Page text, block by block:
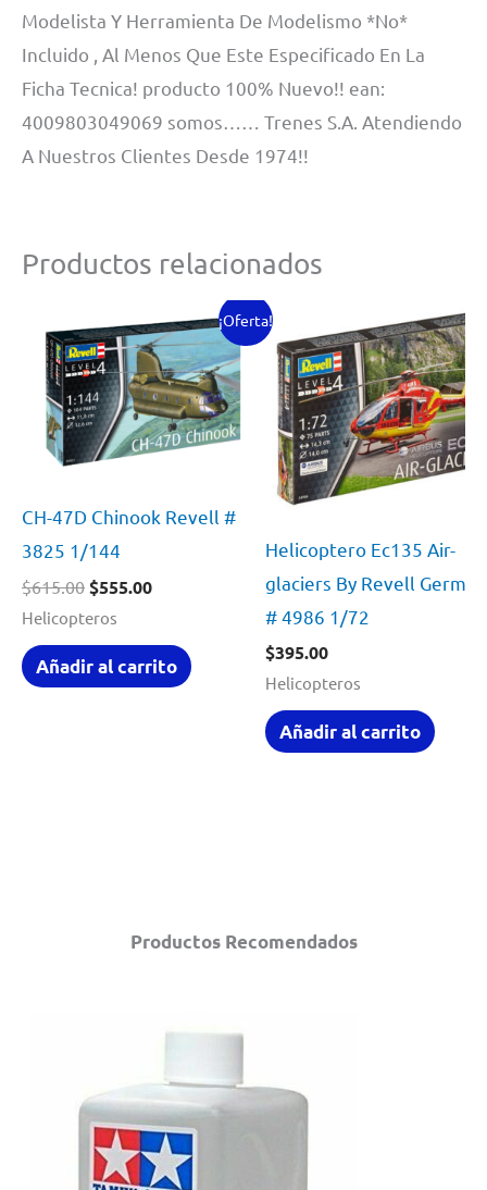
Productos Recomendados
Modelista Y Herramienta De Modelismo *No*
Incluido , Al Menos Que Este Especificado En La
Ficha Tecnica! producto 100% Nuevo!! ean:
4009803049069 somos…… Trenes S.A. Atendiendo
A Nuestros Clientes Desde 1974!!
Productos relacionados
¡Oferta!
CH-47D Chinook Revell #
3825 1/144
$615.00 El
original
era:
$615.00.
$555.00El
es:
$555.00.
Helicopteros
Añadir al carrito
Helicoptero Ec135 Air-
glaciers By Revell
# 4986 1/72
$395.00
Helicopteros
Añadir al carrito